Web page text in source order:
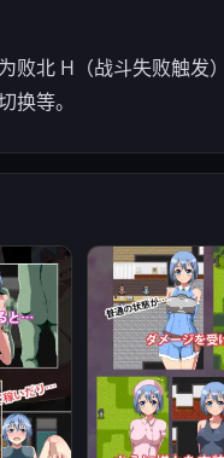
败北 H（战斗失败触
换等。